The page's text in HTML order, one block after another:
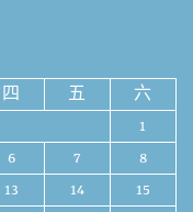
四 五
六
1
6 7
8
13 14
15